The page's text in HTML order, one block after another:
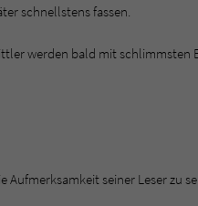
schnellstens fassen.
werden bald mit schlimmsten
seiner Leser zu